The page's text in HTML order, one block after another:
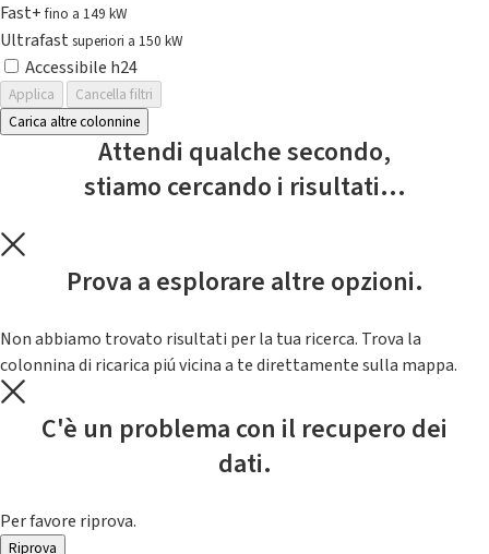
Fast+fino a 149 kW
Ultrafast superiori a 150 kW
Accessibile h24
Applica
Cancella filtri
Carica altre colonnine
Attendi qualche secondo,
stiamo cercando i risultati...
Prova a esplorare altre opzioni.
Non abbiamo trovato risultati per la tua ricerca. Trova la
colonnina di ricarica piú vicina a te direttamente sulla mappa.
C'è un problema con il recupero dei
dati.
Per favore riprova.
Riprova